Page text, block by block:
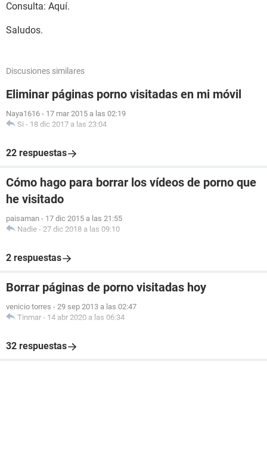
Consulta: Aquí.
Saludos.
Discusiones similares
Eliminar páginas porno visitadas en mi móvil
Naya1616 - 17 mar 2015 a las 02:19
Si - 18 dic 2017 a las 23:04
22 respuestas
Cómo hago para borrar los vídeos de porno que
he visitado
paisaman - 17 dic 2015 a las 21:55
Nadie - 27 dic 2018 a las 09:10
2 respuestas
Borrar páginas de porno visitadas hoy
venicio torres - 29 sep 2013 a las 02:47
Tinmar - 14 abr 2020 a las 06:34
32 respuestas